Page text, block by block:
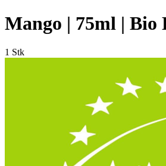
Mango | 75ml | Bio
1 Stk